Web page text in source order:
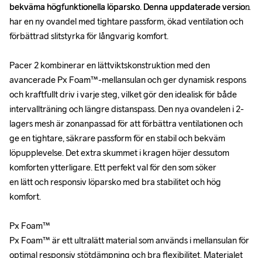
bekväma högfunktionella löparsko. Denna uppdaterade version
har en ny ovandel med tightare passform, ökad ventilation och
förbättrad slitstyrka för långvarig komfort.
Pacer 2 kombinerar en lättviktskonstruktion med den
avancerade Px Foam™-mellansulan och ger dynamisk respons
och kraftfullt driv i varje steg, vilket gör den idealisk för både
intervallträning och längre distanspass. Den nya ovandelen i 2-
lagers mesh är zonanpassad för att förbättra ventilationen och
ge en tightare, säkrare passform för en stabil och bekväm
löpupplevelse. Det extra skummet i kragen höjer dessutom
komforten ytterligare. Ett perfekt val för den som söker
en lätt och responsiv löparsko med bra stabilitet och hög
komfort.
Px Foam™
Px Foam™ är ett ultralätt material som används i mellansulan för
optimal responsiv stötdämpning och bra flexibilitet. Materialet
bekväma högfunktionella löparsko. Denna uppdaterade version
har en ny ovandel med tightare passform, ökad ventilation och
förbättrad slitstyrka för långvarig komfort.
Pacer 2 kombinerar en lättviktskonstruktion med den
avancerade Px Foam™-mellansulan och ger dynamisk respons
och kraftfullt driv i varje steg, vilket gör den idealisk för både
intervallträning och längre distanspass. Den nya ovandelen i 2-
lagers mesh är zonanpassad för att förbättra ventilationen och
ge en tightare, säkrare passform för en stabil och bekväm
löpupplevelse. Det extra skummet i kragen höjer dessutom
komforten ytterligare. Ett perfekt val för den som söker
en lätt och responsiv löparsko med bra stabilitet och hög
komfort.
Px Foam™
Px Foam™ är ett ultralätt material som används i mellansulan för
optimal responsiv stötdämpning och bra flexibilitet. Materialet